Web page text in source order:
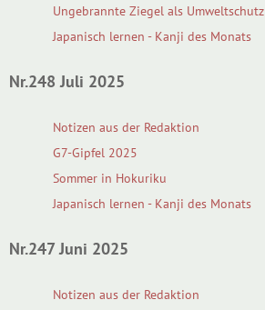
Ungebrannte Ziegel als Umweltschutz
Japanisch lernen - Kanji des Monats
Nr.248 Juli 2025
Notizen aus der Redaktion
G7-Gipfel 2025
Sommer in Hokuriku
Japanisch lernen - Kanji des Monats
Nr.247 Juni 2025
Notizen aus der Redaktion